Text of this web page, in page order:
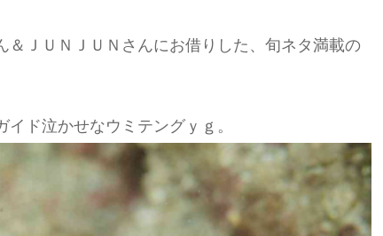
ＪＵＮＪＵＮさんにお借りした、旬ネタ満載の
ド泣かせなウミテングｙｇ。